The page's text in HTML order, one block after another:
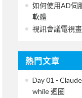
如何使用AD伺
軟體
視訊會議電視
熱門文章
Day 01 -
while 迴圈